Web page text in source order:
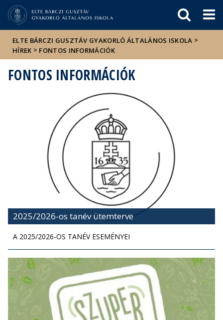
Események
sajtóban
ELTE BÁRCZI GUSZTÁV GYAKORLÓ ÁLTALÁNOS ISKOLA >
HÍREK > FONTOS INFORMÁCIÓK
FONTOS INFORMÁCIÓK
2025/2026-os tanév ütemterve
A 2025/2026-OS TANÉV ESEMÉNYEI